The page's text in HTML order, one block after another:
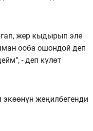
жер кыдырып эле
ооба ошондой деп
- деп күлөт
жеңилбегенди